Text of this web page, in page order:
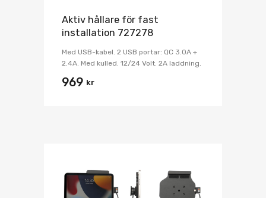
Aktiv hållare för fast
installation 727278
Med USB-kabel. 2 USB portar: QC 3.0A +
2.4A. Med kulled. 12/24 Volt. 2A laddning.
969 kr